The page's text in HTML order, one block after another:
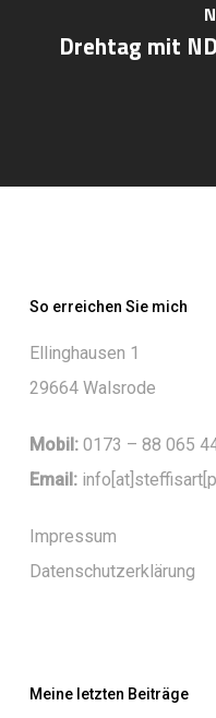
Drehtag mit
So erreichen Sie mich
Ellinghausen 1
29664 Walsrode
Mobil:0173 – 88 065
Email:
Impressum
Datenschutzerklärung
Meine letzten Beiträge